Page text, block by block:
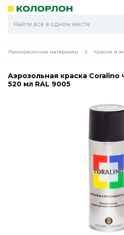
Ск
Скоро
Лакокрасочные материалы Краски и
Аэрозольная краска
520 мл RAL 9005